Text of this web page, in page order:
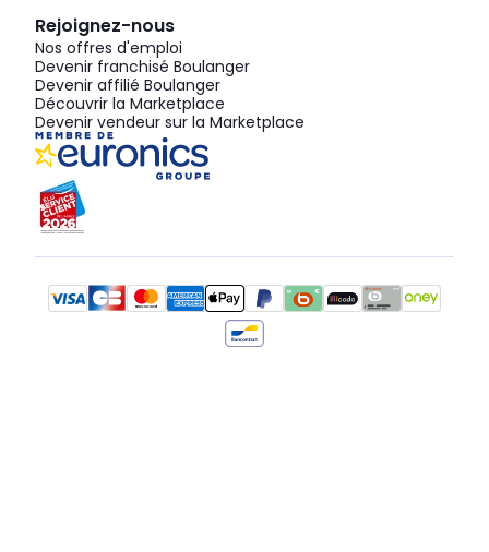
Rejoignez-nous
Nos offres d'emploi
Devenir franchisé Boulanger
Devenir affilié Boulanger
Découvrir la Marketplace
Devenir vendeur sur la Marketplace